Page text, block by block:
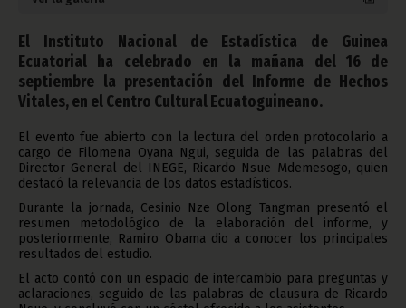
El Instituto Nacional de Estadística de Guinea
Ecuatorial ha celebrado en la mañana del 16 de
septiembre la presentación del Informe de Hechos
Vitales, en el Centro Cultural Ecuatoguineano.
El evento fue abierto con la lectura del orden protocolario a
cargo de Filomena Oyana Ngui, seguida de las palabras del
Director General del INEGE, Ricardo Nsue Mdemesogo, quien
destacó la relevancia de los datos estadísticos.
Durante la jornada, Cesinio Nze Olong Tangman presentó el
resumen metodológico de la elaboración del informe, y
posteriormente, Ramiro Obama dio a conocer los principales
resultados del estudio.
El acto contó con un espacio de intercambio para preguntas y
aclaraciones, seguido de las palabras de clausura de Ricardo